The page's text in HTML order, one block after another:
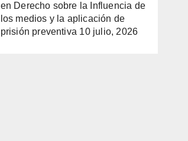
en Derecho sobre la Influencia de
los medios y la aplicación de
prisión preventiva 10 julio, 2026